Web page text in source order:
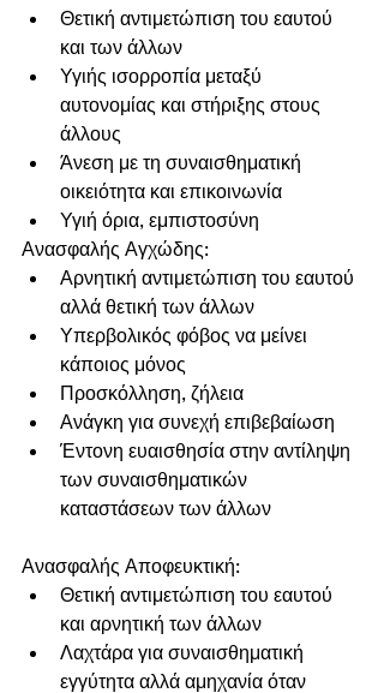
Θετική αντιμετώπιση του εαυτού
και των άλλων
Υγιής ισορροπία μεταξύ
αυτονομίας και στήριξης στους
άλλους
Άνεση με τη συναισθηματική
οικειότητα και επικοινωνία
Υγιή όρια, εμπιστοσύνη
Ανασφαλής Αγχώδης:
Αρνητική αντιμετώπιση του εαυτού
αλλά θετική των άλλων
Υπερβολικός φόβος να μείνει
κάποιος μόνος
Προσκόλληση, ζήλεια
Ανάγκη για συνεχή επιβεβαίωση
Έντονη ευαισθησία στην αντίληψη
των συναισθηματικών
καταστάσεων των άλλων
Ανασφαλής Αποφευκτική:
Θετική αντιμετώπιση του εαυτού
και αρνητική των άλλων
Λαχτάρα για συναισθηματική
εγγύτητα αλλά αμηχανία όταν